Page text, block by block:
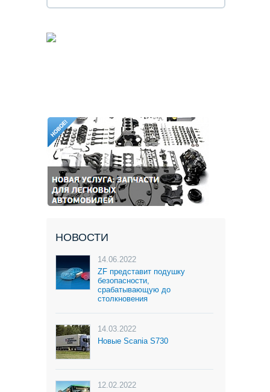
НОВОСТИ
14.06.2022
ZF представит подушку
безопасности,
срабатывающую до
столкновения
14.03.2022
Новые Scania S730
12.02.2022